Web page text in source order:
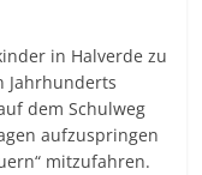
in Halverde zu
Jahrhunderts
dem Schulweg
aufzuspringen
mitzufahren.